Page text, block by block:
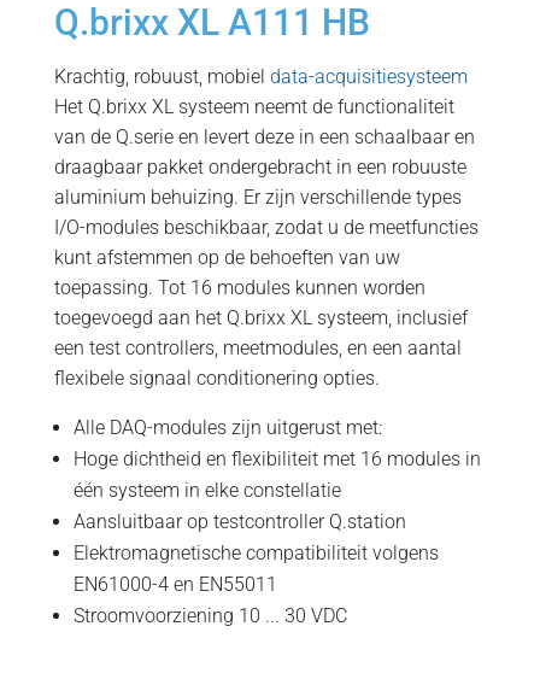
Q.brixx XL A111 HB
Krachtig, robuust, mobiel data-acquisitiesysteem
Het Q.brixx XL systeem neemt de functionaliteit
van de Q.serie en levert deze in een schaalbaar en
draagbaar pakket ondergebracht in een robuuste
aluminium behuizing. Er zijn verschillende types
I/O-modules beschikbaar, zodat u de meetfuncties
kunt afstemmen op de behoeften van uw
toepassing. Tot 16 modules kunnen worden
toegevoegd aan het Q.brixx XL systeem, inclusief
een test controllers, meetmodules, en een aantal
flexibele signaal conditionering opties.
Alle DAQ-modules zijn uitgerust met:
Hoge dichtheid en flexibiliteit met 16 modules in
één systeem in elke constellatie
Aansluitbaar op testcontroller Q.station
Elektromagnetische compatibiliteit volgens
EN61000-4 en EN55011
Stroomvoorziening 10 ... 30 VDC